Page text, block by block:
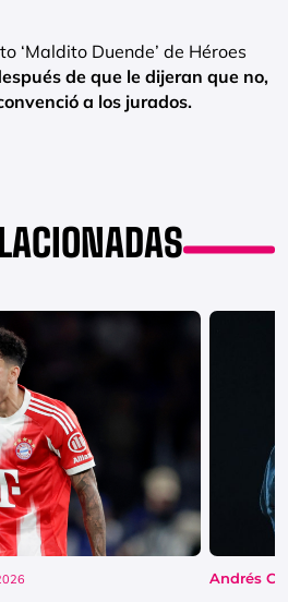
‘Maldito Duende’ de Héroes
de que le dijeran que no,
a los jurados.
Andrés